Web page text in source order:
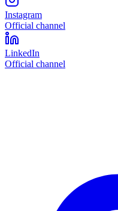
Instagram
Official channel
LinkedIn
Official channel